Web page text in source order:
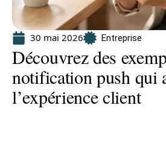
30 mai 2026 Entreprise
Découvrez des
notification push qui
l’expérience client